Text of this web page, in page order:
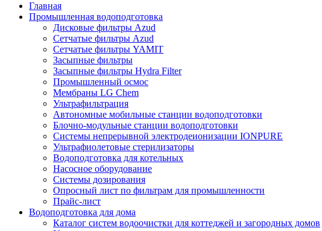
Главная
Промышленная водоподготовка
Дисковые фильтры Azud
Сетчатые фильтры Azud
Сетчатые фильтры YAMIT
Засыпные фильтры
Засыпные фильтры Hydra Filter
Промышленный осмос
Мембраны LG Chem
Ультрафильтрация
Автономные мобильные станции водоподготовки
Блочно-модульные станции водоподготовки
Системы непрерывной электродеионизации IONPURE
Ультрафиолетовые стерилизаторы
Водоподготовка для котельных
Насосное оборудование
Системы дозирования
Опросный лист по фильтрам для промышленности
Прайс-лист
Водоподготовка для дома
Каталог систем водоочистки для коттеджей и загородных домов